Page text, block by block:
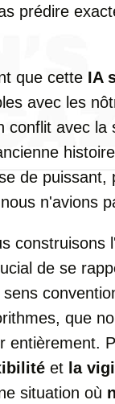
prédire
que cette IA
avec les
conflit avec la
de
n'avions
construisons
de se
que
entièrement.
et la
situation où